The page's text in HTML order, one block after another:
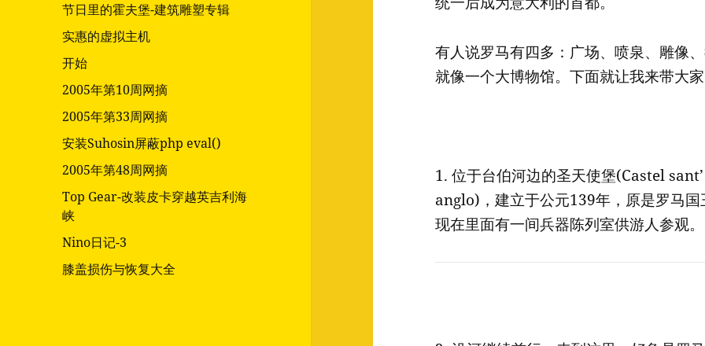
节日里的霍夫堡-建筑雕塑专辑
实惠的虚拟主机
开始
2005年第10周网摘
2005年第33周网摘
安装Suhosin屏蔽php eval()
2005年第48周网摘
Top Gear-改装皮卡穿越英吉利海
峡
Nino日记-3
膝盖损伤与恢复大全
有人说罗马有四多：广场、喷泉、雕像
就像一个大博物馆。下面就让我来带大
1. 位于台伯河边的圣天使堡(Castel
anglo)，建立于公元139年，原是罗马
现在里面有一间兵器陈列室供游人参观。